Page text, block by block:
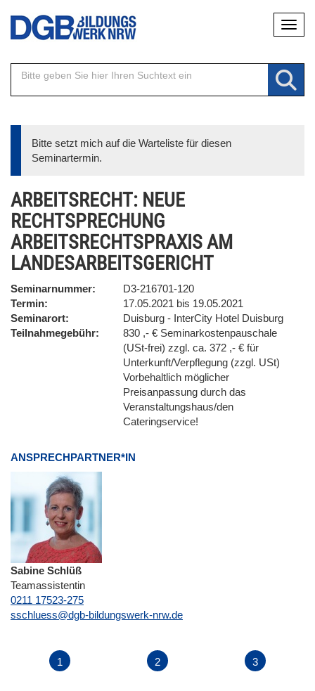
Direkt
Inhalt
Bitte setzt mich auf die Warteliste für diesen
Seminartermin.
ARBEITSRECHT: NEUE
RECHTSPRECHUNG
ARBEITSRECHTSPRAXIS AM
LANDESARBEITSGERICHT
Seminarnummer
D3-216701-120
Termin
17.05.2021 bis 19.05.2021
Seminarort
Duisburg - InterCity Hotel Duisburg
Teilnahmegebühr
830 ,- € Seminarkostenpauschale
(USt-frei) zzgl. ca. 372 ,- € für
Unterkunft/Verpflegung (zzgl. USt)
Vorbehaltlich möglicher
Preisanpassung durch das
Veranstaltungshaus/den
Cateringservice!
ANSPRECHPARTNER*IN
Sabine Schlüß
Teamassistentin
0211 17523-275
E-Mail
sschluess@dgb-bildungswerk-nrw.de